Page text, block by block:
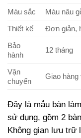
Màu sắc
Màu nâu
Thiết kế
Đơn giản,
Bảo
hành
12 tháng
Vận
chuyển
Giao hàng
Đây là mẫu bàn
sử dụng, gồm 2
Không gian lưu trữ